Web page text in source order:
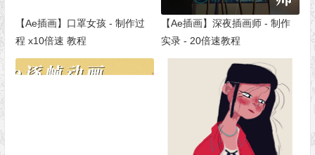
【Ae插画】口罩女孩 - 制作过
程 x10倍速 教程
【Ae插画】深夜插画师 - 制作
实录 - 20倍速教程